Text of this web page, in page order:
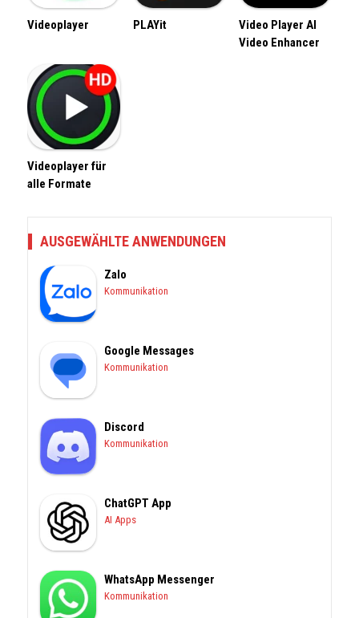
Videoplayer PLAYit
Video Player AI
Video Enhancer
Videoplayer für
alle Formate
AUSGEWÄHLTE ANWENDUNGEN
Zalo
Kommunikation
Google Messages
Kommunikation
Discord
Kommunikation
ChatGPT App
AI Apps
WhatsApp Messenger
Kommunikation